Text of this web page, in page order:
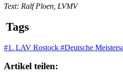
Text: Ralf Ploen, LVMV
Tags
#1. LAV Rostock #Deutsche
Artikel teilen: